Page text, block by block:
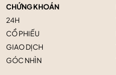
CHỨNG KHOÁN
24H
CỔ PHIẾU
GIAO DỊCH
GÓC NHÌN